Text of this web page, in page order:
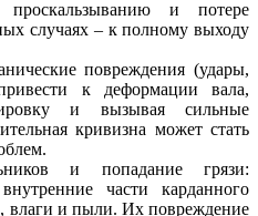
и потере
случаях – к полному выходу
повреждения (удары,
к деформации вала,
и вызывая сильные
кривизна может стать
и попадание грязи:
части карданного
влаги и пыли. Их повреждение